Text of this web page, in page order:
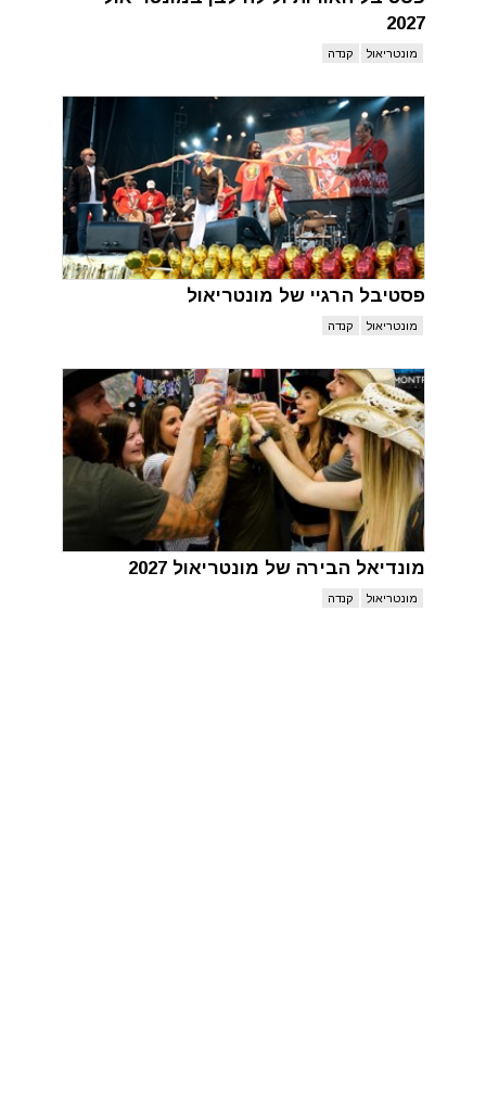
2027
מונטריאול קנדה
פסטיבל הרגיי של מונטריאול
מונטריאול קנדה
מונדיאל הבירה של מונטריאול 2027
מונטריאול קנדה